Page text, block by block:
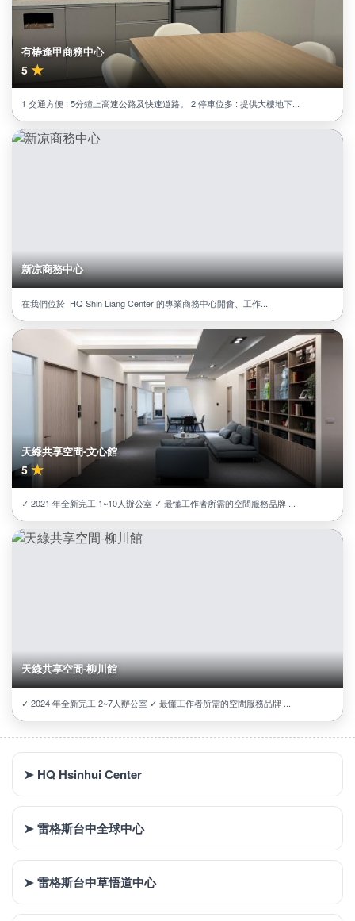
有椿逢甲商務中心
5 ★
1 交通方便 : 5分鐘上高速公路及快速道路。 2 停車位多 : 提供大樓地下...
新凉商務中心
在我們位於 HQ Shin Liang Center 的專業商務中心開會、工作...
天綠共享空間-文心館
5★
✓ 2021 年全新完工 1~10人辦公室 ✓ 最懂工作者所需的空間服務品牌 ...
天綠共享空間-柳川館
✓ 2024 年全新完工 2~7人辦公室 ✓ 最懂工作者所需的空間服務品牌 ...
➤ HQ Hsinhui Center
➤ 雷格斯台中全球中心
➤ 雷格斯台中草悟道中心